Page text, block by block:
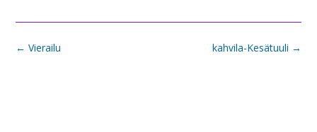
Post
kahvila-Kesätuuli →
← Vierailu